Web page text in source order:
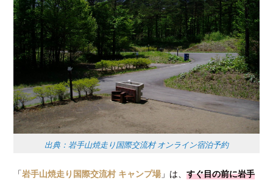
出典：岩手山焼走り国際交流村 オンライン宿泊予約
「岩手山焼走り国際交流村 キャンプ場 」は、すぐ目の前に岩手